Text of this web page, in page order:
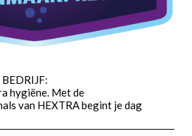
hygiëne. Met de
van HEXTRA begint je dag